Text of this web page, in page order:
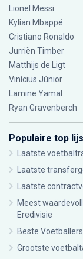
Lionel Messi
Kylian Mbappé
Cristiano Ronaldo
Jurriën Timber
Matthijs de Ligt
Vinícius Júnior
Lamine Yamal
Ryan Gravenberch
Populaire top
Laatste
Laatste
Laatste
Meest
Eredivisie
Beste
Grootste